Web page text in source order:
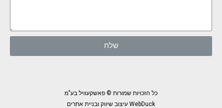
שלח
כל הזכויות שמורות © פאשקעוויל בע"מ
WebDuck עיצוב שיווק ובניית אתרים